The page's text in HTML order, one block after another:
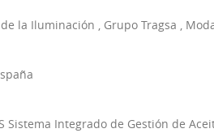
la Iluminación Grupo Tragsa
Sistema Integrado de Gestión de